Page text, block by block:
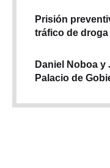
Prisión
tráfico de droga
Daniel Noboa y
Palacio de